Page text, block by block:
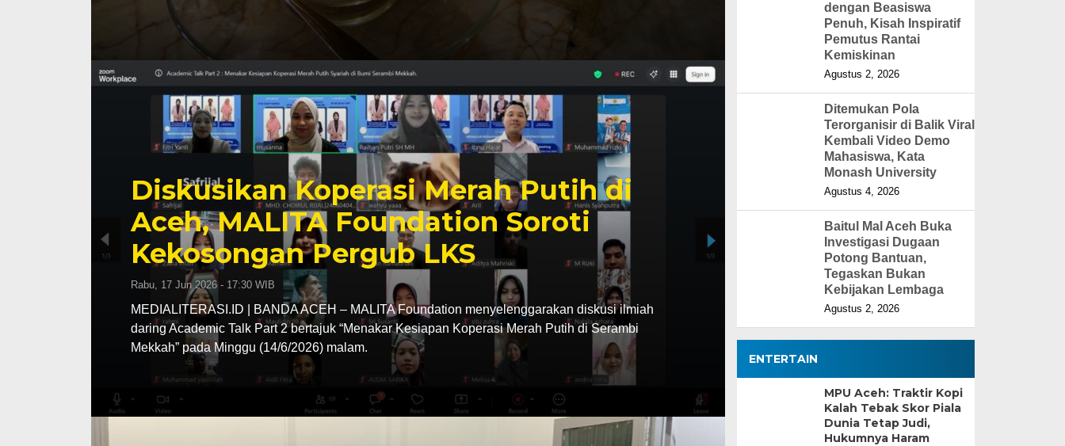
Diskusikan Koperasi Merah Putih di
Aceh, MALITA Foundation Soroti
Kekosongan Pergub LKS
Rabu, 17 Jun 2026 - 17:30 WIB
MEDIALITERASI.ID | BANDA ACEH – MALITA Foundation menyelenggarakan diskusi ilmiah
daring Academic Talk Part 2 bertajuk “Menakar Kesiapan Koperasi Merah Putih di Serambi
Mekkah” pada Minggu (14/6/2026) malam.
dengan Beasiswa
Penuh, Kisah Inspiratif
Pemutus Rantai
Kemiskinan
Agustus 2, 2026
Ditemukan Pola
Terorganisir di Balik Viral
Kembali Video Demo
Mahasiswa, Kata
Monash University
Agustus 4, 2026
Baitul Mal Aceh Buka
Investigasi Dugaan
Potong Bantuan,
Tegaskan Bukan
Kebijakan Lembaga
Agustus 2, 2026
ENTERTAIN
MPU Aceh: Traktir Kopi
Kalah Tebak Skor Piala
Dunia Tetap Judi,
Hukumnya Haram